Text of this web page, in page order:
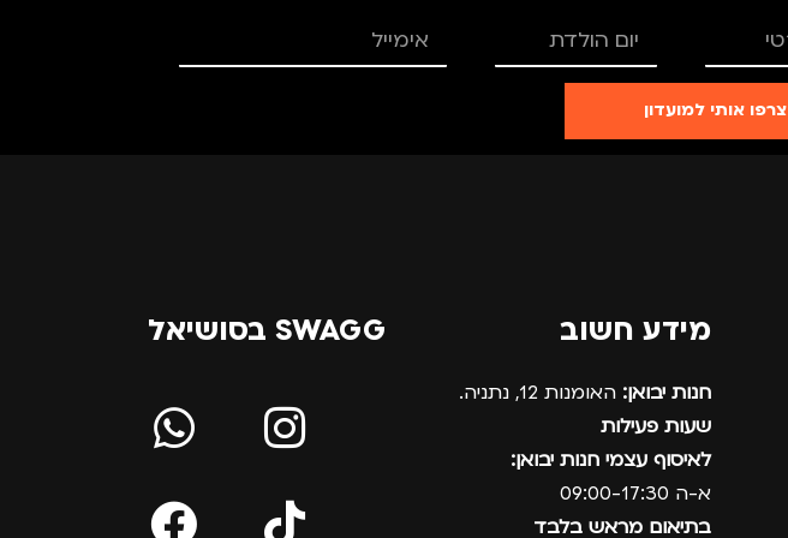
צרפו אותי למועדון
מידע חשוב
חנות יבואן: האומנות 12, נתניה.
שעות פעילות
לאיסוף עצמי חנות יבואן:
א-ה 09:00-17:30
בתיאום מראש בלבד
SWAGG בסושיאל